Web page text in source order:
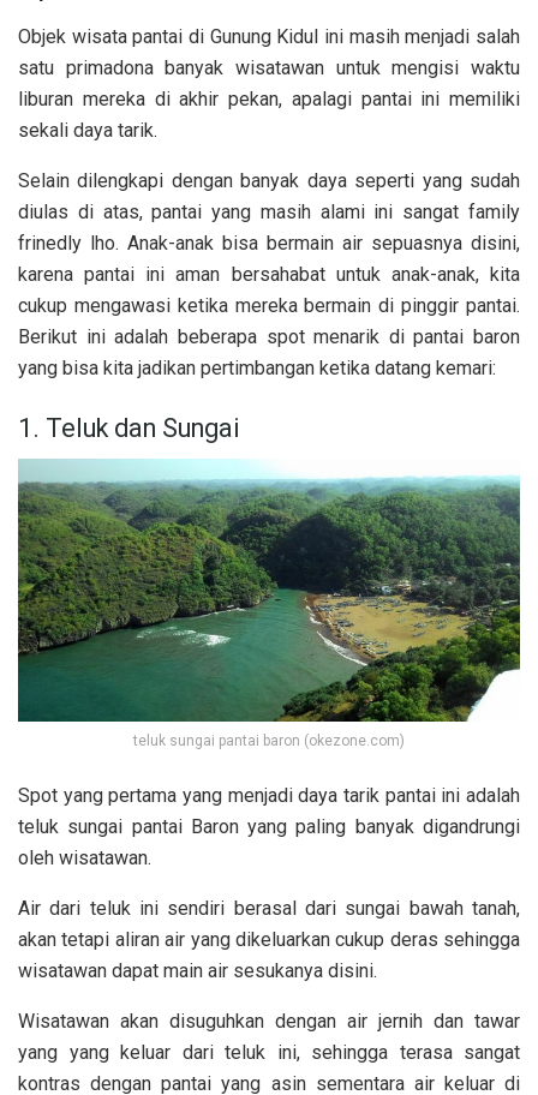
Objek wisata pantai di Gunung Kidul ini masih menjadi salah
satu primadona banyak wisatawan untuk mengisi waktu
liburan mereka di akhir pekan, apalagi pantai ini memiliki
sekali daya tarik.
Selain dilengkapi dengan banyak daya seperti yang sudah
diulas di atas, pantai yang masih alami ini sangat family
frinedly lho. Anak-anak bisa bermain air sepuasnya disini,
karena pantai ini aman bersahabat untuk anak-anak, kita
cukup mengawasi ketika mereka bermain di pinggir pantai.
Berikut ini adalah beberapa spot menarik di pantai baron
yang bisa kita jadikan pertimbangan ketika datang kemari:
1. Teluk dan Sungai
teluk sungai pantai baron (okezone.com)
Spot yang pertama yang menjadi daya tarik pantai ini adalah
teluk sungai pantai Baron yang paling banyak digandrungi
oleh wisatawan.
Air dari teluk ini sendiri berasal dari sungai bawah tanah,
akan tetapi aliran air yang dikeluarkan cukup deras sehingga
wisatawan dapat main air sesukanya disini.
Wisatawan akan disuguhkan dengan air jernih dan tawar
yang yang keluar dari teluk ini, sehingga terasa sangat
kontras dengan pantai yang asin sementara air keluar di